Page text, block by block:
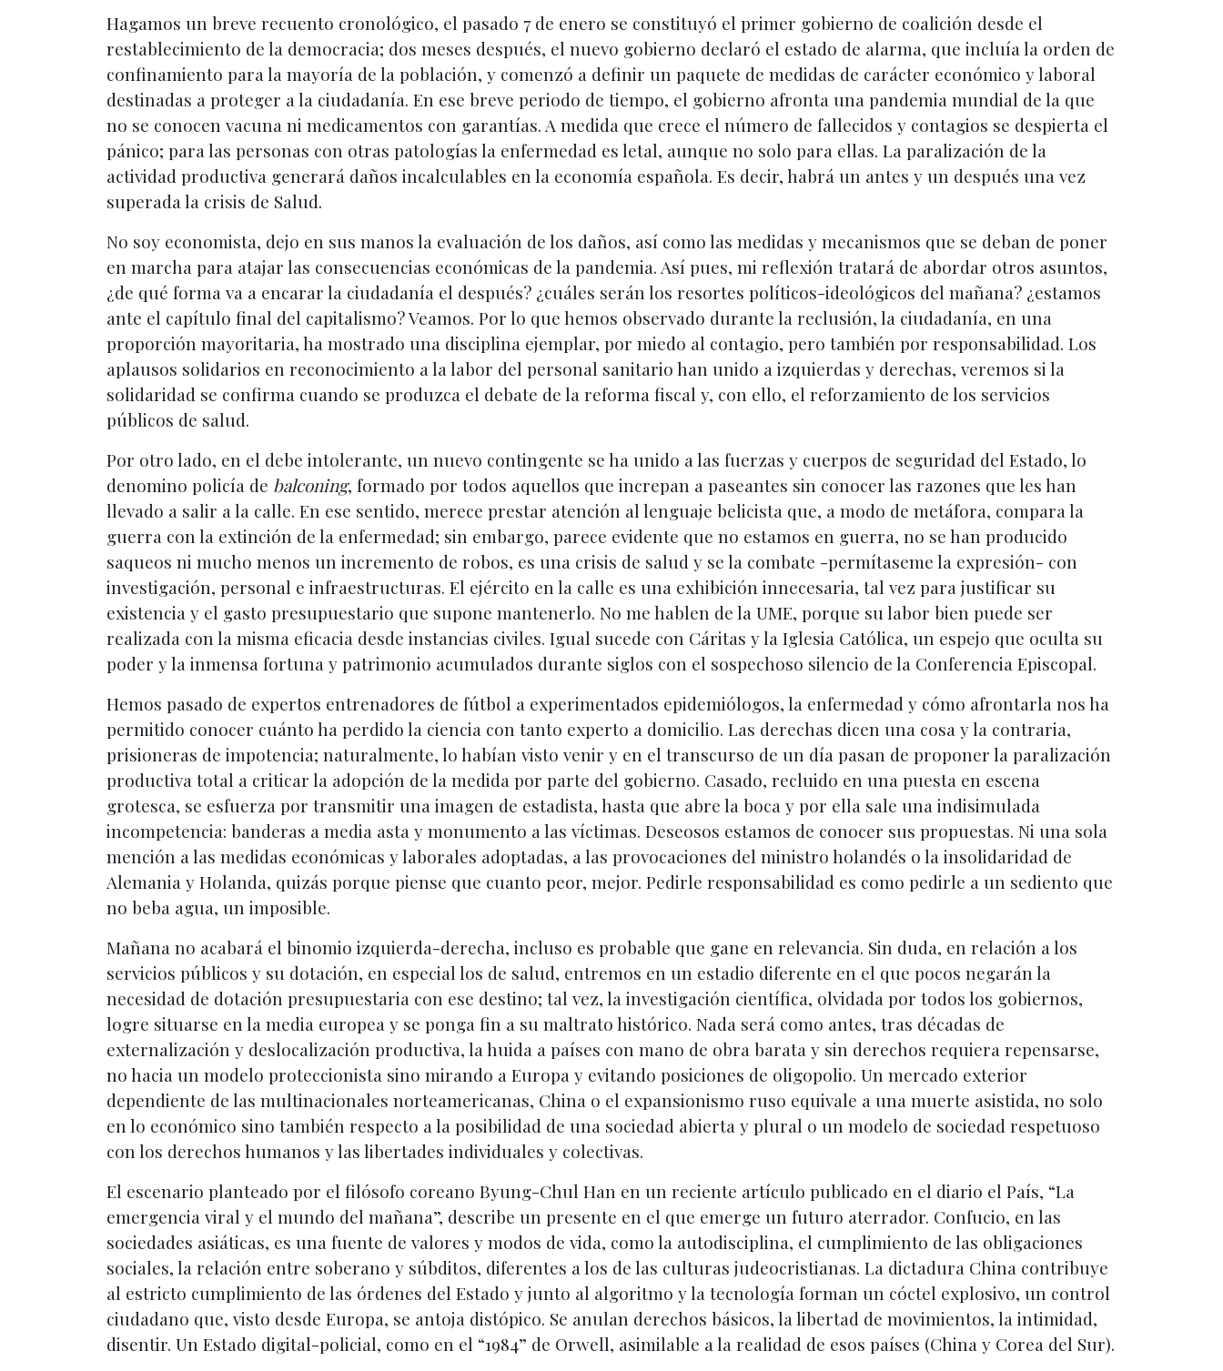
Hagamos un breve recuento cronológico, el pasado 7 de enero se constituyó el primer gobierno de coalición desde el
restablecimiento de la democracia; dos meses después, el nuevo gobierno declaró el estado de alarma, que incluía la orden de
confinamiento para la mayoría de la población, y comenzó a definir un paquete de medidas de carácter económico y laboral
destinadas a proteger a la ciudadanía. En ese breve periodo de tiempo, el gobierno afronta una pandemia mundial de la que
no se conocen vacuna ni medicamentos con garantías. A medida que crece el número de fallecidos y contagios se despierta el
pánico; para las personas con otras patologías la enfermedad es letal, aunque no solo para ellas. La paralización de la
actividad productiva generará daños incalculables en la economía española. Es decir, habrá un antes y un después una vez
superada la crisis de Salud.
No soy economista, dejo en sus manos la evaluación de los daños, así como las medidas y mecanismos que se deban de poner
en marcha para atajar las consecuencias económicas de la pandemia. Así pues, mi reflexión tratará de abordar otros asuntos,
¿de qué forma va a encarar la ciudadanía el después? ¿cuáles serán los resortes políticos-ideológicos del mañana? ¿estamos
ante el capítulo final del capitalismo? Veamos. Por lo que hemos observado durante la reclusión, la ciudadanía, en una
proporción mayoritaria, ha mostrado una disciplina ejemplar, por miedo al contagio, pero también por responsabilidad. Los
aplausos solidarios en reconocimiento a la labor del personal sanitario han unido a izquierdas y derechas, veremos si la
solidaridad se confirma cuando se produzca el debate de la reforma fiscal y, con ello, el reforzamiento de los servicios
públicos de salud.
Por otro lado, en el debe intolerante, un nuevo contingente se ha unido a las fuerzas y cuerpos de seguridad del Estado, lo
denomino policía de balconing, formado por todos aquellos que increpan a paseantes sin conocer las razones que les han
llevado a salir a la calle. En ese sentido, merece prestar atención al lenguaje belicista que, a modo de metáfora, compara la
guerra con la extinción de la enfermedad; sin embargo, parece evidente que no estamos en guerra, no se han producido
saqueos ni mucho menos un incremento de robos, es una crisis de salud y se la combate -permítaseme la expresión- con
investigación, personal e infraestructuras. El ejército en la calle es una exhibición innecesaria, tal vez para justificar su
existencia y el gasto presupuestario que supone mantenerlo. No me hablen de la UME, porque su labor bien puede ser
realizada con la misma eficacia desde instancias civiles. Igual sucede con Cáritas y la Iglesia Católica, un espejo que oculta su
poder y la inmensa fortuna y patrimonio acumulados durante siglos con el sospechoso silencio de la Conferencia Episcopal.
Hemos pasado de expertos entrenadores de fútbol a experimentados epidemiólogos, la enfermedad y cómo afrontarla nos ha
permitido conocer cuánto ha perdido la ciencia con tanto experto a domicilio. Las derechas dicen una cosa y la contraria,
prisioneras de impotencia; naturalmente, lo habían visto venir y en el transcurso de un día pasan de proponer la paralización
productiva total a criticar la adopción de la medida por parte del gobierno. Casado, recluido en una puesta en escena
grotesca, se esfuerza por transmitir una imagen de estadista, hasta que abre la boca y por ella sale una indisimulada
incompetencia: banderas a media asta y monumento a las víctimas. Deseosos estamos de conocer sus propuestas. Ni una sola
mención a las medidas económicas y laborales adoptadas, a las provocaciones del ministro holandés o la insolidaridad de
Alemania y Holanda, quizás porque piense que cuanto peor, mejor. Pedirle responsabilidad es como pedirle a un sediento que
no beba agua, un imposible.
Mañana no acabará el binomio izquierda-derecha, incluso es probable que gane en relevancia. Sin duda, en relación a los
servicios públicos y su dotación, en especial los de salud, entremos en un estadio diferente en el que pocos negarán la
necesidad de dotación presupuestaria con ese destino; tal vez, la investigación científica, olvidada por todos los gobiernos,
logre situarse en la media europea y se ponga fin a su maltrato histórico. Nada será como antes, tras décadas de
externalización y deslocalización productiva, la huida a países con mano de obra barata y sin derechos requiera repensarse,
no hacia un modelo proteccionista sino mirando a Europa y evitando posiciones de oligopolio. Un mercado exterior
dependiente de las multinacionales norteamericanas, China o el expansionismo ruso equivale a una muerte asistida, no solo
en lo económico sino también respecto a la posibilidad de una sociedad abierta y plural o un modelo de sociedad respetuoso
con los derechos humanos y las libertades individuales y colectivas.
El escenario planteado por el filósofo coreano Byung-Chul Han en un reciente artículo publicado en el diario el País, “La
emergencia viral y el mundo del mañana”, describe un presente en el que emerge un futuro aterrador. Confucio, en las
sociedades asiáticas, es una fuente de valores y modos de vida, como la autodisciplina, el cumplimiento de las obligaciones
sociales, la relación entre soberano y súbditos, diferentes a los de las culturas judeocristianas. La dictadura China contribuye
al estricto cumplimiento de las órdenes del Estado y junto al algoritmo y la tecnología forman un cóctel explosivo, un control
ciudadano que, visto desde Europa, se antoja distópico. Se anulan derechos básicos, la libertad de movimientos, la intimidad,
disentir. Un Estado digital-policial, como en el “1984” de Orwell, asimilable a la realidad de esos países (China y Corea del Sur).